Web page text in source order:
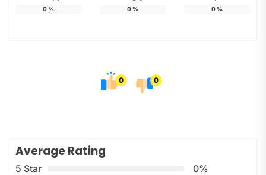
0 % 0 % 0 %
0 0
Average Rating
5 Star
0%